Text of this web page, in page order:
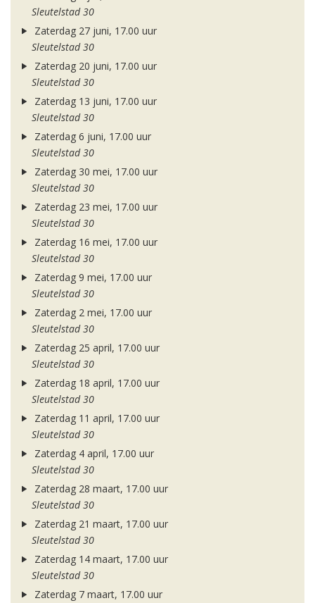
Sleutelstad 30
Zaterdag 27 juni, 17.00 uur
Sleutelstad 30
Zaterdag 20 juni, 17.00 uur
Sleutelstad 30
Zaterdag 13 juni, 17.00 uur
Sleutelstad 30
Zaterdag 6 juni, 17.00 uur
Sleutelstad 30
Zaterdag 30 mei, 17.00 uur
Sleutelstad 30
Zaterdag 23 mei, 17.00 uur
Sleutelstad 30
Zaterdag 16 mei, 17.00 uur
Sleutelstad 30
Zaterdag 9 mei, 17.00 uur
Sleutelstad 30
Zaterdag 2 mei, 17.00 uur
Sleutelstad 30
Zaterdag 25 april, 17.00 uur
Sleutelstad 30
Zaterdag 18 april, 17.00 uur
Sleutelstad 30
Zaterdag 11 april, 17.00 uur
Sleutelstad 30
Zaterdag 4 april, 17.00 uur
Sleutelstad 30
Zaterdag 28 maart, 17.00 uur
Sleutelstad 30
Zaterdag 21 maart, 17.00 uur
Sleutelstad 30
Zaterdag 14 maart, 17.00 uur
Sleutelstad 30
Zaterdag 7 maart, 17.00 uur